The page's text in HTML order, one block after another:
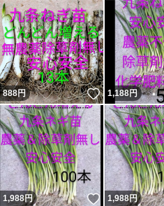
888円 いいね！
1,188円
1,988円 いいね！
1,988円